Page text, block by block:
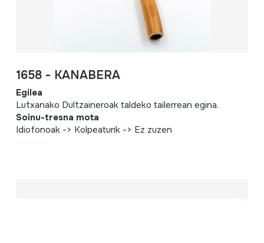
1658 - KANABERA
Egilea
Lutxanako Dultzaineroak taldeko tailerrean egina.
Soinu-tresna mota
Idiofonoak -> Kolpeaturik -> Ez zuzen